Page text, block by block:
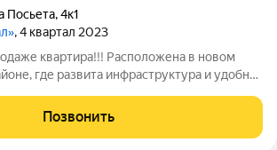
Посьета,4к1
, 4 квартал 2023
квартира!!! Расположена в новом
где развита инфраструктура и удобная
качественный ремонт в современном
уютную
Позвонить